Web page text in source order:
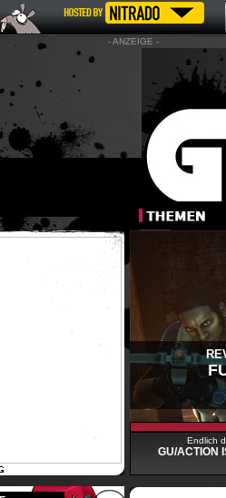
- ANZEIGE -
Endlich
GU/ACTION